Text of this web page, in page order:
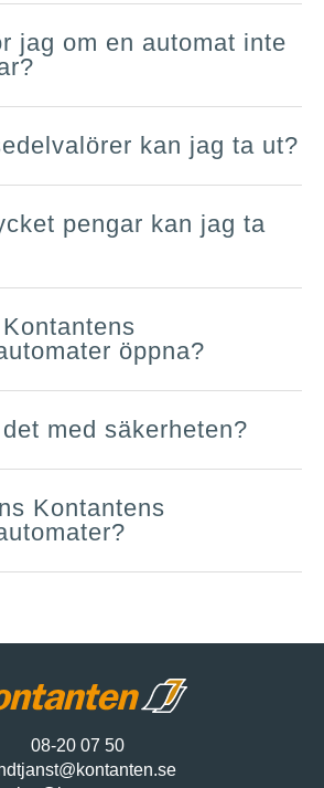
jag om en automat inte
kan jag ta ut?
pengar kan jag ta
öppna?
med säkerheten?
Kontantens
08-20 07 50